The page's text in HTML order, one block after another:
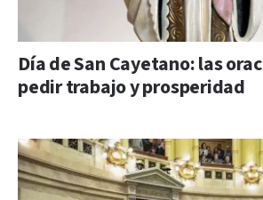
Día de San Cayetano: las
pedir trabajo y prosperidad